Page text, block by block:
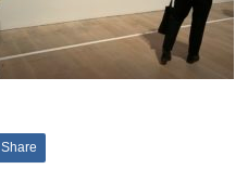
Share